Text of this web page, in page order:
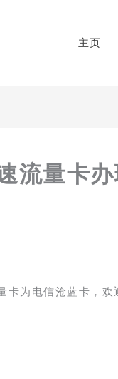
主页
流量卡办
为电信沧蓝卡，